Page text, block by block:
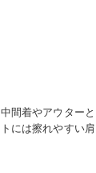
間着やアウター
には擦れやすい